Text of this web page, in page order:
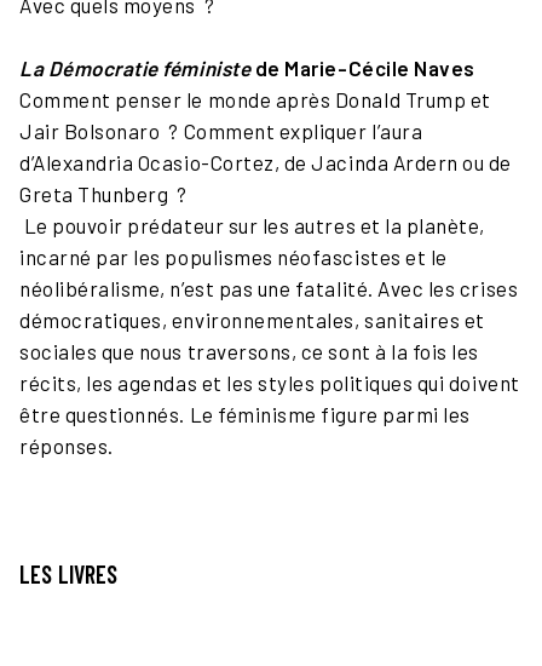
Avec quels moyens ?
La Démocratie féministe de Marie-Cécile Naves
Comment penser le monde après Donald Trump et
Jair Bolsonaro ? Comment expliquer l’aura
d’Alexandria Ocasio-Cortez, de Jacinda Ardern ou de
Greta Thunberg ?
Le pouvoir prédateur sur les autres et la planète,
incarné par les populismes néofascistes et le
néolibéralisme, n’est pas une fatalité. Avec les crises
démocratiques, environnementales, sanitaires et
sociales que nous traversons, ce sont à la fois les
récits, les agendas et les styles politiques qui doivent
être questionnés. Le féminisme figure parmi les
réponses.
LES LIVRES